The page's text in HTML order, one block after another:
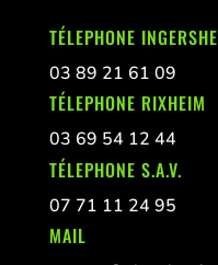
TÉLEPHONE
03 89 21 61 09
TÉLEPHONE RIXHEIM
03 69 54 12 44
TÉLEPHONE S.A.V.
07 71 11 24 95
MAIL